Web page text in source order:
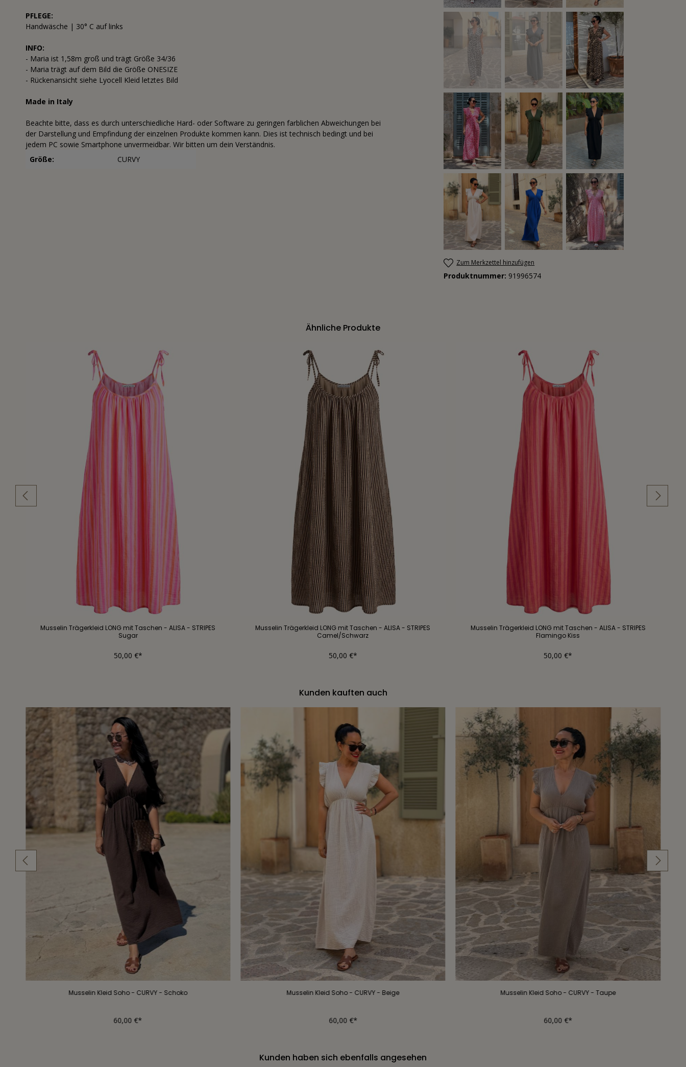
Zum Merkzettel hinzufügen
Produktnummer: 91996574
PFLEGE:
Handwäsche | 30° C auf links
INFO:
- Maria ist 1,58m groß und trägt Größe 34/36
- Maria trägt auf dem Bild die Größe ONESIZE
- Rückenansicht siehe Lyocell Kleid letztes Bild
Made in Italy
Beachte bitte, dass es durch unterschiedliche Hard- oder Software zu geringen farblichen Abweichungen bei
der Darstellung und Empfindung der einzelnen Produkte kommen kann. Dies ist technisch bedingt und bei
jedem PC sowie Smartphone unvermeidbar. Wir bitten um dein Verständnis.
Größe:
CURVY
Ähnliche Produkte
Musselin Trägerkleid LONG mit Taschen - ALISA - STRIPES
Sugar
50,00 €*
Musselin Trägerkleid LONG mit Taschen - ALISA - STRIPES
Camel/Schwarz
50,00 €*
Musselin Trägerkleid LONG mit Taschen - ALISA - STRIPES
Flamingo Kiss
50,00 €*
Kunden kauften auch
Musselin Kleid Soho - CURVY - Schoko
60,00 €*
Musselin Kleid Soho - CURVY - Beige
60,00 €*
Musselin Kleid Soho - CURVY - Taupe
60,00 €*
Kunden haben sich ebenfalls angesehen